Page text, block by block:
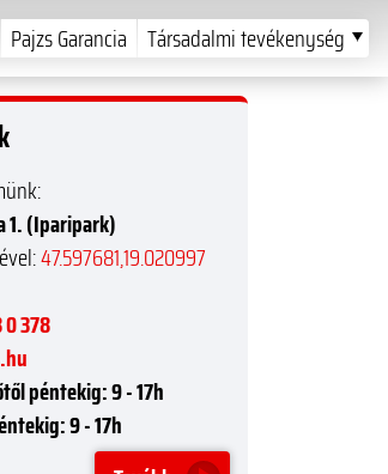
Pajzs Garancia Társadalmi tevékenység
1. (Iparipark)
47.597681,19.020997
378
péntekig: 9 - 17h
9 - 17h